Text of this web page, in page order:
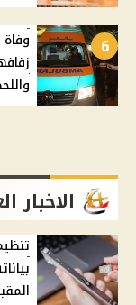
6
الاخبار